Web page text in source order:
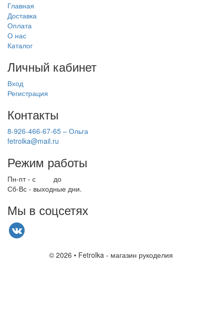
Главная
Доставка
Оплата
О нас
Каталог
Личный кабинет
Вход
Регистрация
Контакты
8-926-466-67-65 – Ольга
fetrolka@mail.ru
Режим работы
Пн-пт - с до
Сб-Вс - выходные дни.
Мы в соцсетях
© 2026 • Fetrolka - магазин рукоделия